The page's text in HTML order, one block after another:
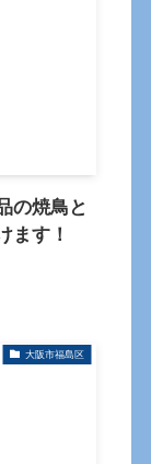
の焼鳥と
ます！
大阪市福島区